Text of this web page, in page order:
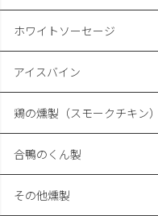
ホワイトソーセージ
アイスバイン
鶏の燻製（スモークチキン）
合鴨のくん製
その他燻製